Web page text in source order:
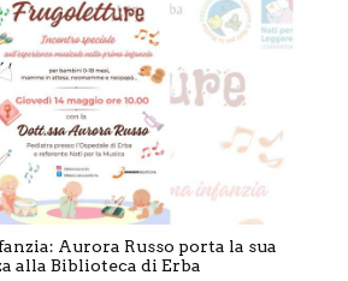
Aurora Russo porta la sua
alla Biblioteca di Erba